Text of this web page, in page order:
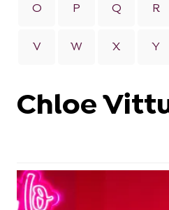
O P Q R
V W X Y
Chloe